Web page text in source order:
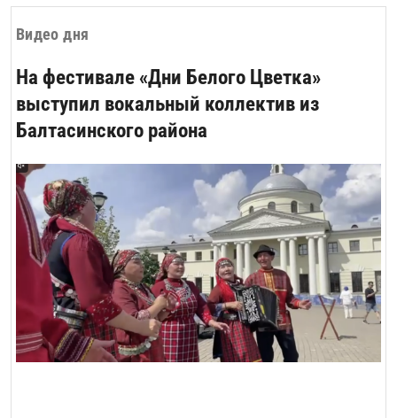
Видео дня
На фестивале «Дни Белого Цветка»
выступил вокальный коллектив из
Балтасинского района